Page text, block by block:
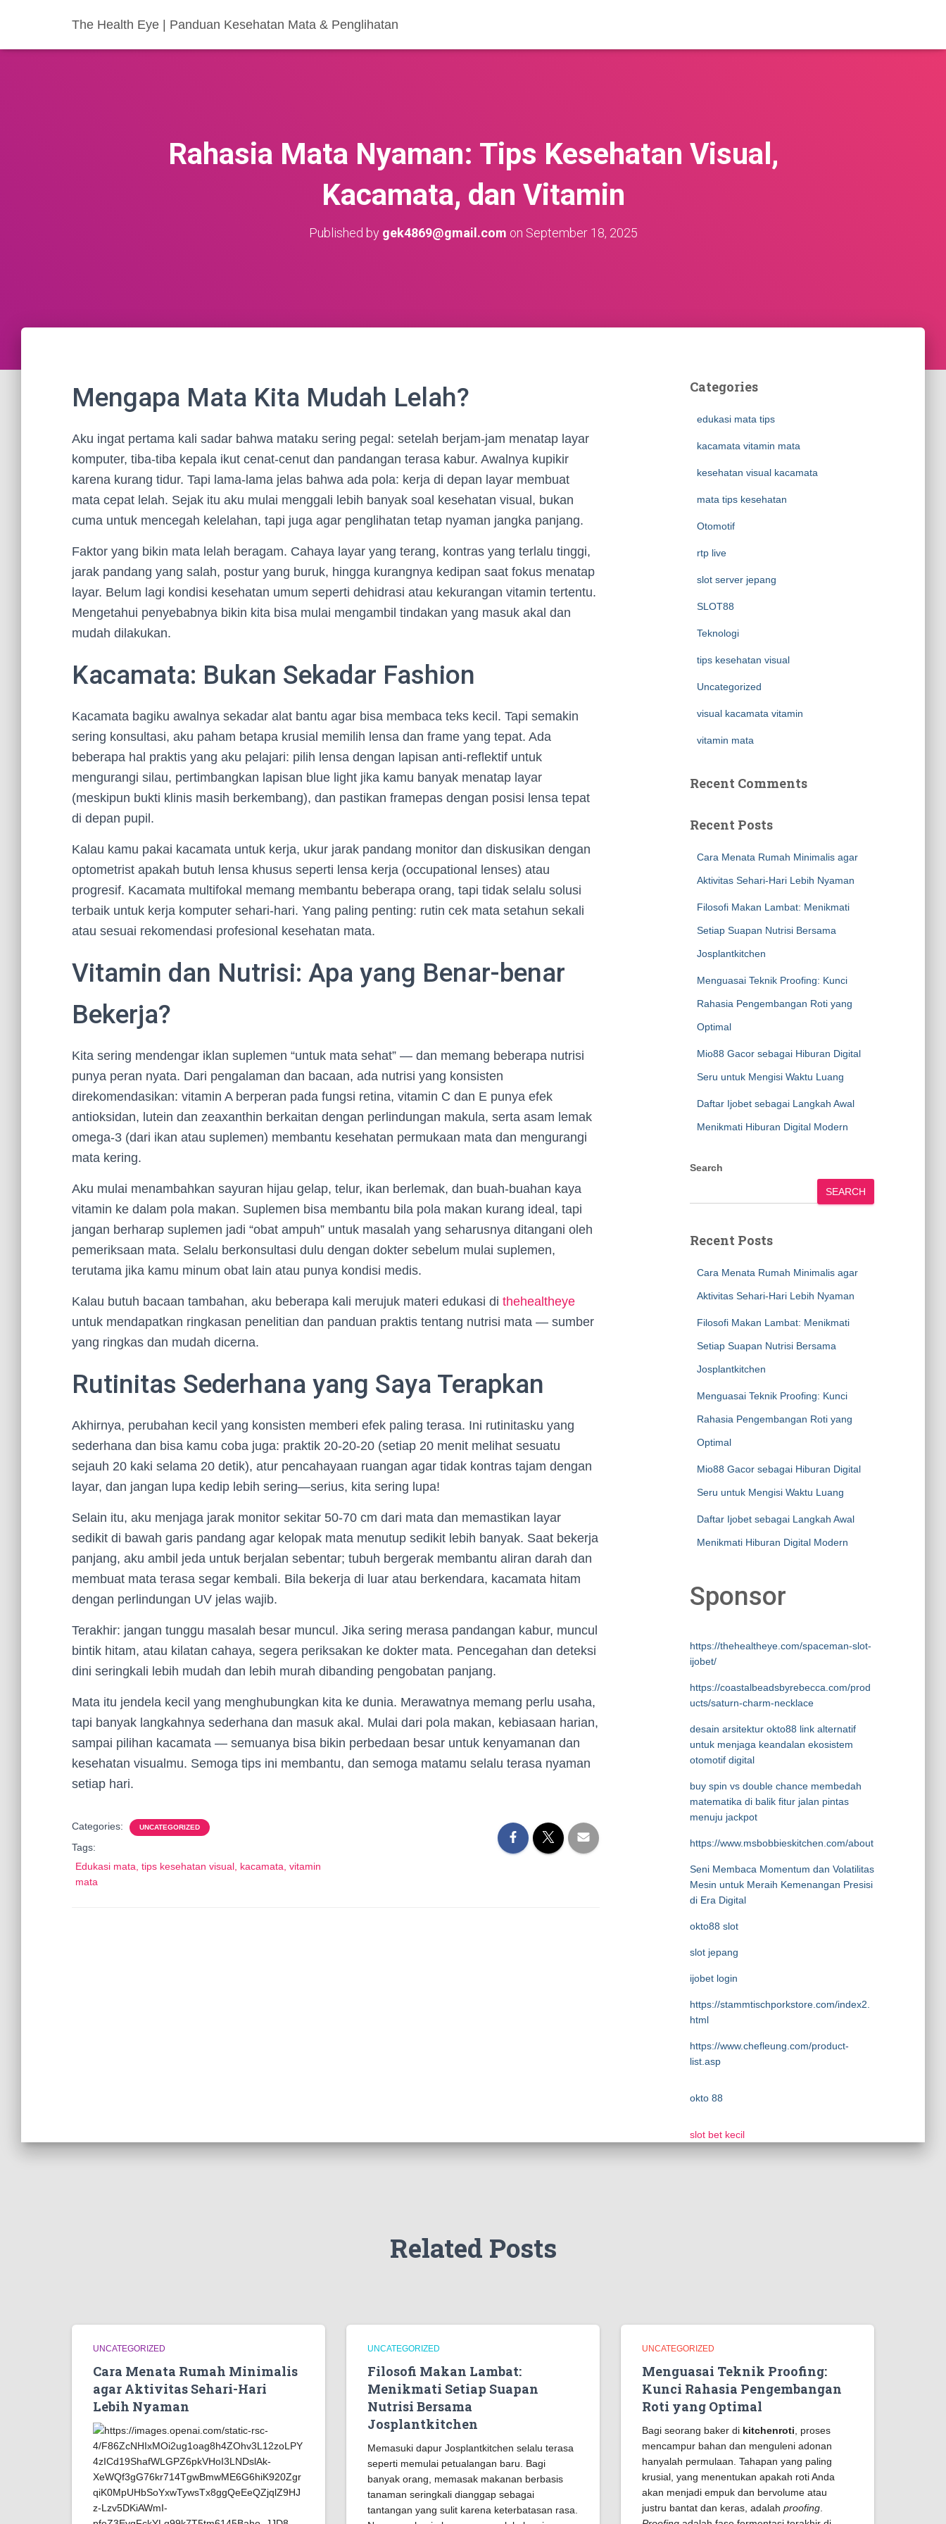
The Health Eye | Panduan Kesehatan Mata & Penglihatan
Rahasia Mata Nyaman: Tips Kesehatan Visual,
Kacamata, dan Vitamin
Published by gek4869@gmail.com on September 18, 2025
Mengapa Mata Kita Mudah Lelah?
Aku ingat pertama kali sadar bahwa mataku sering pegal: setelah berjam-jam menatap layar
komputer, tiba-tiba kepala ikut cenat-cenut dan pandangan terasa kabur. Awalnya kupikir
karena kurang tidur. Tapi lama-lama jelas bahwa ada pola: kerja di depan layar membuat
mata cepat lelah. Sejak itu aku mulai menggali lebih banyak soal kesehatan visual, bukan
cuma untuk mencegah kelelahan, tapi juga agar penglihatan tetap nyaman jangka panjang.
Faktor yang bikin mata lelah beragam. Cahaya layar yang terang, kontras yang terlalu tinggi,
jarak pandang yang salah, postur yang buruk, hingga kurangnya kedipan saat fokus menatap
layar. Belum lagi kondisi kesehatan umum seperti dehidrasi atau kekurangan vitamin tertentu.
Mengetahui penyebabnya bikin kita bisa mulai mengambil tindakan yang masuk akal dan
mudah dilakukan.
Kacamata: Bukan Sekadar Fashion
Kacamata bagiku awalnya sekadar alat bantu agar bisa membaca teks kecil. Tapi semakin
sering konsultasi, aku paham betapa krusial memilih lensa dan frame yang tepat. Ada
beberapa hal praktis yang aku pelajari: pilih lensa dengan lapisan anti-reflektif untuk
mengurangi silau, pertimbangkan lapisan blue light jika kamu banyak menatap layar
(meskipun bukti klinis masih berkembang), dan pastikan framepas dengan posisi lensa tepat
di depan pupil.
Kalau kamu pakai kacamata untuk kerja, ukur jarak pandang monitor dan diskusikan dengan
optometrist apakah butuh lensa khusus seperti lensa kerja (occupational lenses) atau
progresif. Kacamata multifokal memang membantu beberapa orang, tapi tidak selalu solusi
terbaik untuk kerja komputer sehari-hari. Yang paling penting: rutin cek mata setahun sekali
atau sesuai rekomendasi profesional kesehatan mata.
Vitamin dan Nutrisi: Apa yang Benar-benar
Bekerja?
Kita sering mendengar iklan suplemen “untuk mata sehat” — dan memang beberapa nutrisi
punya peran nyata. Dari pengalaman dan bacaan, ada nutrisi yang konsisten
direkomendasikan: vitamin A berperan pada fungsi retina, vitamin C dan E punya efek
antioksidan, lutein dan zeaxanthin berkaitan dengan perlindungan makula, serta asam lemak
omega-3 (dari ikan atau suplemen) membantu kesehatan permukaan mata dan mengurangi
mata kering.
Aku mulai menambahkan sayuran hijau gelap, telur, ikan berlemak, dan buah-buahan kaya
vitamin ke dalam pola makan. Suplemen bisa membantu bila pola makan kurang ideal, tapi
jangan berharap suplemen jadi “obat ampuh” untuk masalah yang seharusnya ditangani oleh
pemeriksaan mata. Selalu berkonsultasi dulu dengan dokter sebelum mulai suplemen,
terutama jika kamu minum obat lain atau punya kondisi medis.
Kalau butuh bacaan tambahan, aku beberapa kali merujuk materi edukasi di thehealtheye
untuk mendapatkan ringkasan penelitian dan panduan praktis tentang nutrisi mata — sumber
yang ringkas dan mudah dicerna.
Rutinitas Sederhana yang Saya Terapkan
Akhirnya, perubahan kecil yang konsisten memberi efek paling terasa. Ini rutinitasku yang
sederhana dan bisa kamu coba juga: praktik 20-20-20 (setiap 20 menit melihat sesuatu
sejauh 20 kaki selama 20 detik), atur pencahayaan ruangan agar tidak kontras tajam dengan
layar, dan jangan lupa kedip lebih sering—serius, kita sering lupa!
Selain itu, aku menjaga jarak monitor sekitar 50-70 cm dari mata dan memastikan layar
sedikit di bawah garis pandang agar kelopak mata menutup sedikit lebih banyak. Saat bekerja
panjang, aku ambil jeda untuk berjalan sebentar; tubuh bergerak membantu aliran darah dan
membuat mata terasa segar kembali. Bila bekerja di luar atau berkendara, kacamata hitam
dengan perlindungan UV jelas wajib.
Terakhir: jangan tunggu masalah besar muncul. Jika sering merasa pandangan kabur, muncul
bintik hitam, atau kilatan cahaya, segera periksakan ke dokter mata. Pencegahan dan deteksi
dini seringkali lebih mudah dan lebih murah dibanding pengobatan panjang.
Mata itu jendela kecil yang menghubungkan kita ke dunia. Merawatnya memang perlu usaha,
tapi banyak langkahnya sederhana dan masuk akal. Mulai dari pola makan, kebiasaan harian,
sampai pilihan kacamata — semuanya bisa bikin perbedaan besar untuk kenyamanan dan
kesehatan visualmu. Semoga tips ini membantu, dan semoga matamu selalu terasa nyaman
setiap hari.
Categories: UNCATEGORIZED
Tags:
Edukasi mata, tips kesehatan visual, kacamata, vitamin
mata
Categories
edukasi mata tips
kacamata vitamin mata
kesehatan visual kacamata
mata tips kesehatan
Otomotif
rtp live
slot server jepang
SLOT88
Teknologi
tips kesehatan visual
Uncategorized
visual kacamata vitamin
vitamin mata
Recent Comments
Recent Posts
Cara Menata Rumah Minimalis agar
Aktivitas Sehari-Hari Lebih Nyaman
Filosofi Makan Lambat: Menikmati
Setiap Suapan Nutrisi Bersama
Josplantkitchen
Menguasai Teknik Proofing: Kunci
Rahasia Pengembangan Roti yang
Optimal
Mio88 Gacor sebagai Hiburan Digital
Seru untuk Mengisi Waktu Luang
Daftar Ijobet sebagai Langkah Awal
Menikmati Hiburan Digital Modern
Search
SEARCH
Recent Posts
Cara Menata Rumah Minimalis agar
Aktivitas Sehari-Hari Lebih Nyaman
Filosofi Makan Lambat: Menikmati
Setiap Suapan Nutrisi Bersama
Josplantkitchen
Menguasai Teknik Proofing: Kunci
Rahasia Pengembangan Roti yang
Optimal
Mio88 Gacor sebagai Hiburan Digital
Seru untuk Mengisi Waktu Luang
Daftar Ijobet sebagai Langkah Awal
Menikmati Hiburan Digital Modern
Sponsor
https://thehealtheye.com/spaceman-slot-
ijobet/
https://coastalbeadsbyrebecca.com/prod
ucts/saturn-charm-necklace
desain arsitektur okto88 link alternatif
untuk menjaga keandalan ekosistem
otomotif digital
buy spin vs double chance membedah
matematika di balik fitur jalan pintas
menuju jackpot
https://www.msbobbieskitchen.com/about
Seni Membaca Momentum dan Volatilitas
Mesin untuk Meraih Kemenangan Presisi
di Era Digital
okto88 slot
slot jepang
ijobet login
https://stammtischporkstore.com/index2.
html
https://www.chefleung.com/product-
list.asp
okto 88
slot bet kecil
Related Posts
UNCATEGORIZED
Cara Menata Rumah Minimalis
agar Aktivitas Sehari-Hari
Lebih Nyaman
UNCATEGORIZED
Filosofi Makan Lambat:
Menikmati Setiap Suapan
Nutrisi Bersama
Josplantkitchen
Memasuki dapur Josplantkitchen selalu terasa
seperti memulai petualangan baru. Bagi
banyak orang, memasak makanan berbasis
tanaman seringkali dianggap sebagai
tantangan yang sulit karena keterbatasan rasa.
UNCATEGORIZED
Menguasai Teknik Proofing:
Kunci Rahasia Pengembangan
Roti yang Optimal
Bagi seorang baker di kitchenroti , proses
mencampur bahan dan menguleni adonan
hanyalah permulaan. Tahapan yang paling
krusial, yang menentukan apakah roti Anda
akan menjadi empuk dan bervolume atau
justru bantat dan keras, adalah proofing